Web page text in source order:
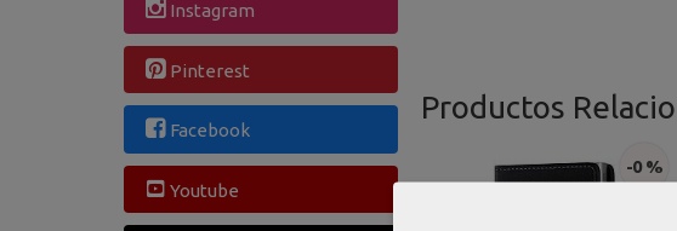
Instagram
Pinterest
Facebook
Youtube
Productos
-0 %